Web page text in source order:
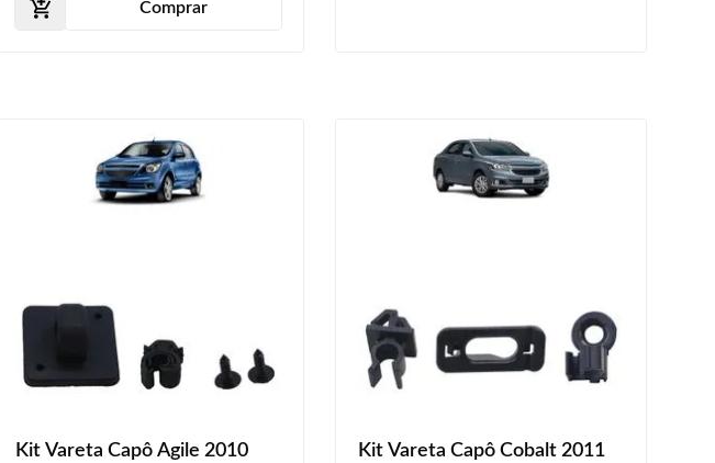
Comprar
Kit Vareta Capô Agile 2010
Kit Vareta Capô Cobalt 2011